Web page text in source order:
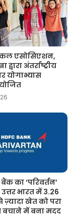
एसोसिएशन,
अंतर्राष्ट्रीय
योगाभ्यास
का ‘परिवर्तन’
भारत में 3.26
खेत को परा
में बना मदद